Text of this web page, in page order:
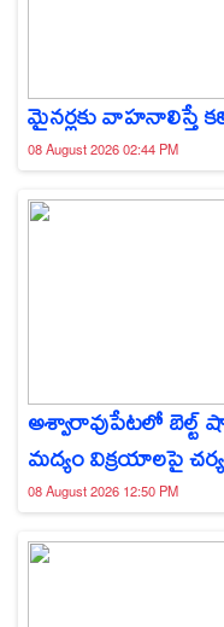
మైనర్లకు వాహనాలిస్తే
08 August 2026 02:44 PM
అశ్వారావుపేటలో బెల్ట్
మద్యం విక్రయాలపై
08 August 2026 12:50 PM